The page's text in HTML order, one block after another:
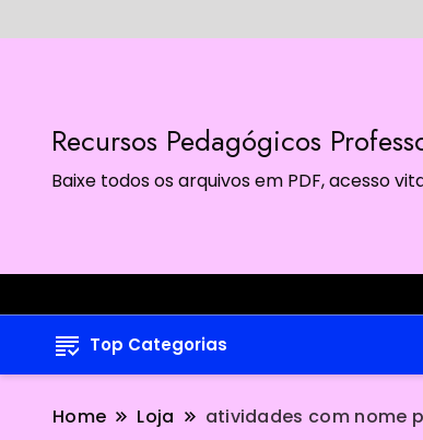
Recursos Pedagógicos
Baixe todos os arquivos em PDF, acesso
Top Categorias
Home Loja atividades com nome